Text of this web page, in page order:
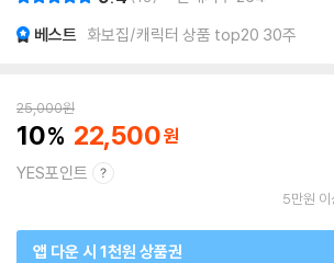
베스트 화보집/캐릭터 상품 top20 30주
25,000원
10 22,500
YES포인트
5만원 이
앱 다운 시 1천원 상품권